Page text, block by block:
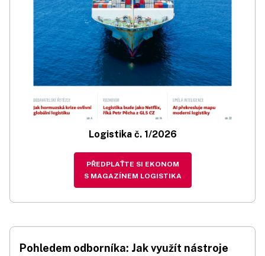
Logistika č. 1/2026
PŘEDPLAŤTE SI EKONOM
S MAGAZÍNEM LOGISTIKA
Pohledem odborníka: Jak využít nástroje